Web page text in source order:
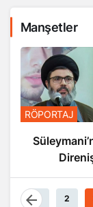
Manşetler
Kanı
1 2